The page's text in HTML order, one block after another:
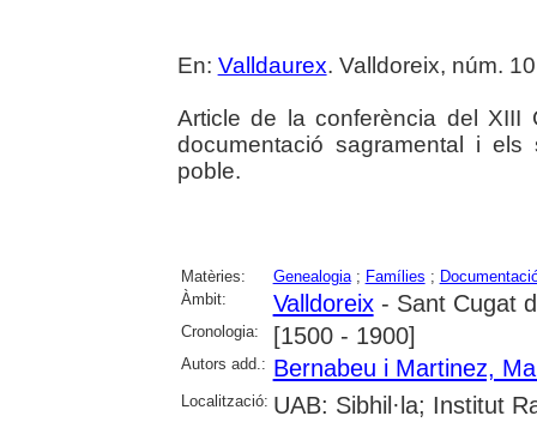
En: Valldaurex. Valldoreix, núm.
Article de la conferència del XIII
documentació sagramental i
poble.
Matèries: Genealogia; Famílies ;
Àmbit:
Valldoreix- Sant Cugat
Cronologia: [1500 - 1900]
Autors add.: Bernabeu i Martinez,
Localització: UAB: Sibhil·la; Institut